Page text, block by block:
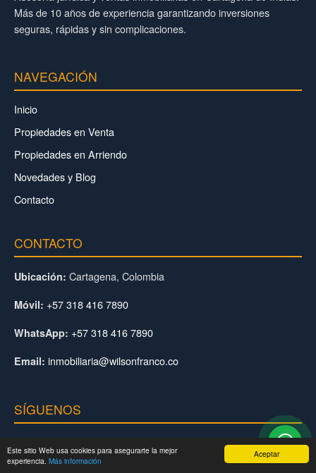
Aceptar
Este sitio Web usa cookies para asegurarte la mejor
experiencia. Más información
Más de 10 años de experiencia garantizando inversiones
seguras, rápidas y sin complicaciones.
NAVEGACIÓN
Inicio
Propiedades en Venta
Propiedades en Arriendo
Novedades y Blog
Contacto
CONTACTO
Ubicación: Cartagena, Colombia
Móvil: +57 318 416 7890
WhatsApp: +57 318 416 7890
Email: inmobiliaria@wilsonfranco.co
SÍGUENOS
Instagram